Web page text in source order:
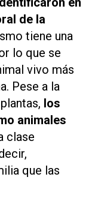
de la
tiene una
lo que se
vivo más
Pese a la
los
animales
clase
que las